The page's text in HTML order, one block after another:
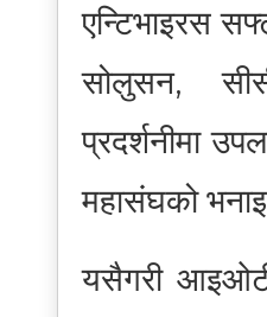
एन्टिभाइरस
सोलुसन,
प्रदर्शनीमा
महासंघको
यसैगरी